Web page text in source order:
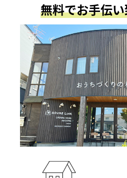
無料でお手伝